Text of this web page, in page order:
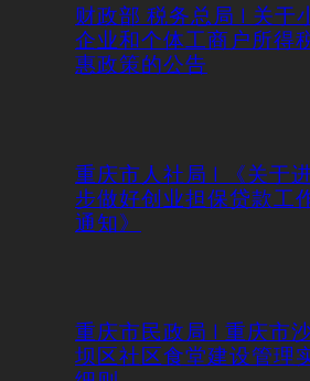
财政部 税务总局 | 关于
企业和个体工商户所得
惠政策的公告
重庆市人社局 | 《关于
步做好创业担保贷款工
通知》
重庆市民政局 | 重庆市
坝区社区食堂建设管理